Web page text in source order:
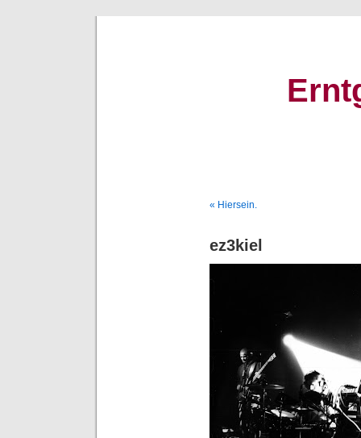
« Hiersein.
ez3kiel